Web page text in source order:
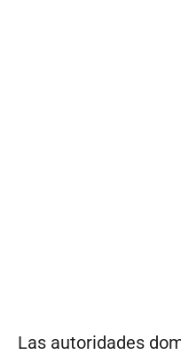
Las autoridades